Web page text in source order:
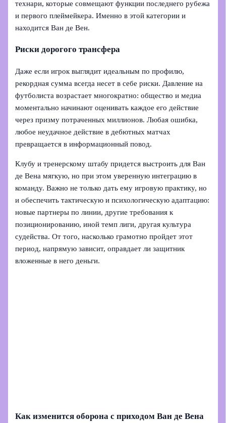
технари, которые совмещают функции последнего рубежа
и первого плеймейкера. Именно в этой категории и
находится Ван де Вен.
Риски дорогого трансфера
Даже если игрок выглядит идеальным по профилю,
рекордная сумма всегда несет в себе риски. Давление на
футболиста возрастает многократно: общество и медиа
моментально начинают оценивать каждое его действие
через призму потраченных миллионов. Любая ошибка,
любое неудачное действие в дебютных матчах
превращается в информационный повод.
Клубу и тренерскому штабу придется выстроить для Ван
де Вена мягкую, но при этом уверенную интеграцию в
команду. Важно не только дать ему игровую практику, но
и обеспечить тактическую и психологическую адаптацию:
новые партнеры по линии, другие требования к
позиционированию, иной темп лиги, другая культура
судейства. От того, насколько грамотно пройдет этот
период, напрямую зависит, оправдает ли защитник
вложенные в него деньги.
Как изменится оборона с приходом Ван де Вена